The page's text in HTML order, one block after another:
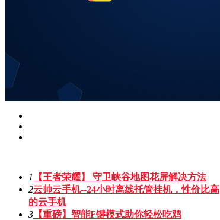
1
【王者荣耀】 守卫峡谷地图花屏解决方法
2云帅云手机--24小时离线托管挂机，性价比高
的云手机
3 【重磅】智能F键模式助你轻松吃鸡